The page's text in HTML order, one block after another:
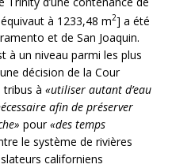
à 1233,48 m2] a été
et de San Joaquin.
à un niveau parmi les plus
décision de la Cour
tribus à «utiliser autant d’eau
afin de préserver
pour«des temps
le système de rivières
californiens